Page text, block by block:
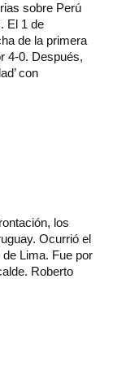
sobre Perú
El 1 de
de la primera
4-0. Después,
con
los
Ocurrió el
Lima. Fue por
Roberto